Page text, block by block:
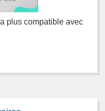
plus compatible avec